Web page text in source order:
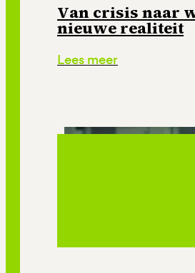
Van crisis naar
nieuwe realiteit
Lees meer